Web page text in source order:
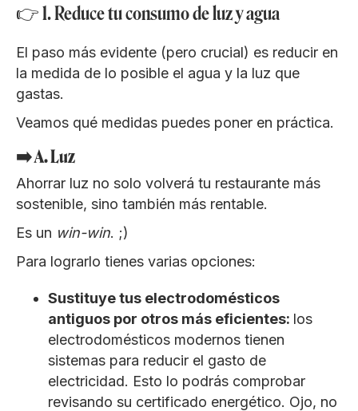
👉 1. Reduce tu consumo de luz y agua
El paso más evidente (pero crucial) es reducir en
la medida de lo posible el agua y la luz que
gastas.
Veamos qué medidas puedes poner en práctica.
➡️ A. Luz
Ahorrar luz no solo volverá tu restaurante más
sostenible, sino también más rentable.
Es un win-win. ;)
Para lograrlo tienes varias opciones:
Sustituye tus electrodomésticos
antiguos por otros más eficientes: los
electrodomésticos modernos tienen
sistemas para reducir el gasto de
electricidad. Esto lo podrás comprobar
revisando su certificado energético. Ojo, no